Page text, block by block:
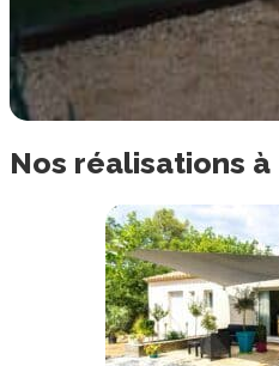
Nos réalisations à